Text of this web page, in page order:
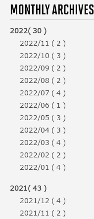
MONTHLY ARCHIVES
2022( 30 )
2022/11 ( 2 )
2022/10 ( 3 )
2022/09 ( 2 )
2022/08 ( 2 )
2022/07 ( 4 )
2022/06 ( 1 )
2022/05 ( 3 )
2022/04 ( 3 )
2022/03 ( 4 )
2022/02 ( 2 )
2022/01 ( 4 )
2021( 43 )
2021/12 ( 4 )
2021/11 ( 2 )